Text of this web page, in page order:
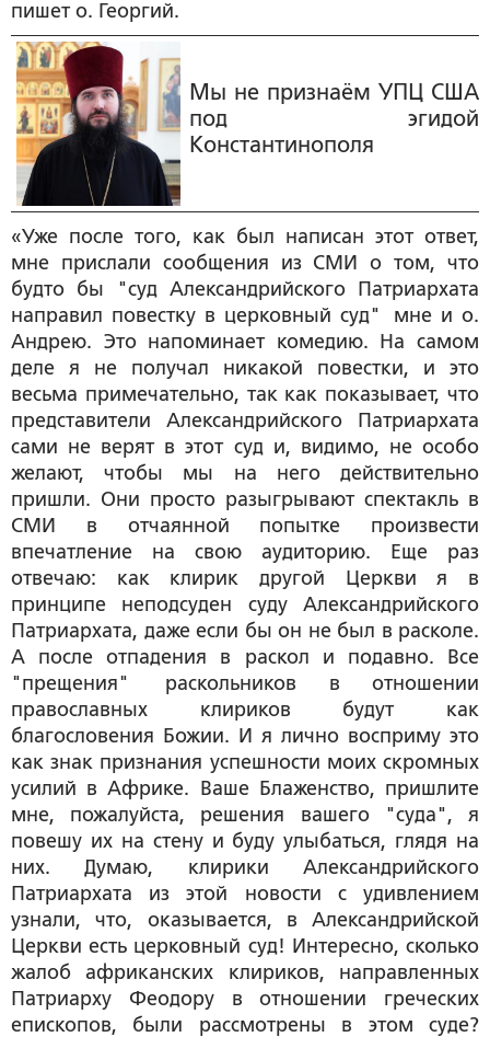
пишет о. Георгий.
Мы не признаём УПЦ США
под эгидой
Константинополя
«Уже после того, как был написан этот ответ,
мне прислали сообщения из СМИ о том, что
будто бы "суд Александрийского Патриархата
направил повестку в церковный суд" мне и о.
Андрею. Это напоминает комедию. На самом
деле я не получал никакой повестки, и это
весьма примечательно, так как показывает, что
представители Александрийского Патриархата
сами не верят в этот суд и, видимо, не особо
желают, чтобы мы на него действительно
пришли. Они просто разыгрывают спектакль в
СМИ в отчаянной попытке произвести
впечатление на свою аудиторию. Еще раз
отвечаю: как клирик другой Церкви я в
принципе неподсуден суду Александрийского
Патриархата, даже если бы он не был в расколе.
А после отпадения в раскол и подавно. Все
"прещения" раскольников в отношении
православных клириков будут как
благословения Божии. И я лично восприму это
как знак признания успешности моих скромных
усилий в Африке. Ваше Блаженство, пришлите
мне, пожалуйста, решения вашего "суда", я
повешу их на стену и буду улыбаться, глядя на
них. Думаю, клирики Александрийского
Патриархата из этой новости с удивлением
узнали, что, оказывается, в Александрийской
Церкви есть церковный суд! Интересно, сколько
жалоб африканских клириков, направленных
Патриарху Феодору в отношении греческих
епископов, были рассмотрены в этом суде?